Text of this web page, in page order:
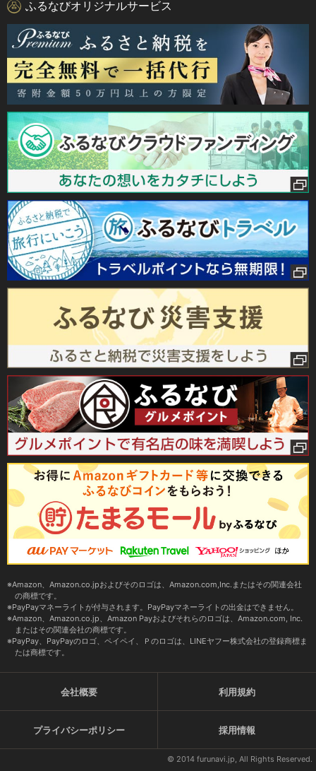
ふるなびオリジナルサービス
Amazon、Amazon.co.jpおよびそのロゴは、Amazon.com,Inc.またはその関連会社
の商標です。
PayPayマネーライトが付与されます。PayPayマネーライトの出金はできません。
Amazon、Amazon.co.jp、Amazon Payおよびそれらのロゴは、Amazon.com, Inc.
またはその関連会社の商標です。
PayPay、PayPayのロゴ、ペイペイ、Ｐのロゴは、LINEヤフー株式会社の登録商標ま
たは商標です。
会社概要 利用規約
プライバシーポリシー 採用情報
© 2014 furunavi.jp, All Rights Reserved.